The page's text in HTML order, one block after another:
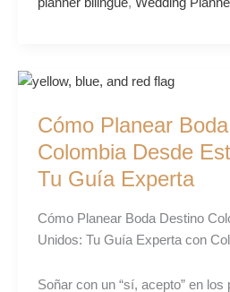
Cómo Planear
Colombia Desde
Tu Guía Experta
Cómo Planear Boda Destino
Unidos: Tu Guía Experta con
Soñar con un “sí, acepto” en
Cómo
Boda
Destino
Desde